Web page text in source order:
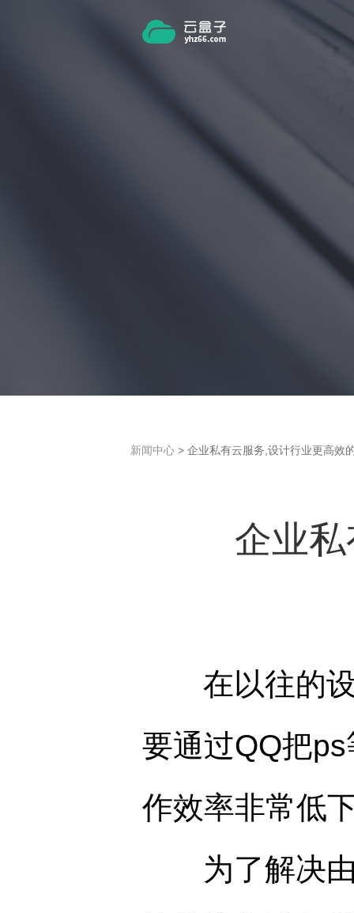
新闻中心 > 企业私有云服务,设计行业更高效
企业
在以往的设
要通过QQ把
作效率非常低
为了解决由